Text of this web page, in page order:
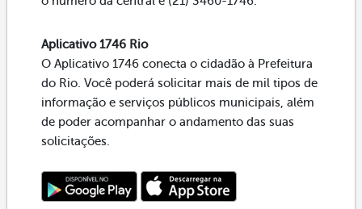
Aplicativo 1746 Rio
O Aplicativo 1746 conecta o cidadão à Prefeitura
do Rio. Você poderá solicitar mais de mil tipos de
informação e serviços públicos municipais, além
de poder acompanhar o andamento das suas
solicitações.